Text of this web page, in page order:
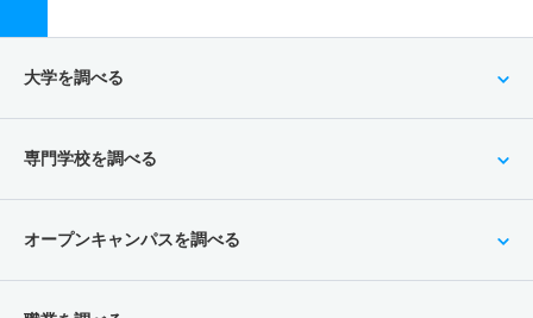
大学を調べる
専門学校を調べる
オープンキャンパスを調べる